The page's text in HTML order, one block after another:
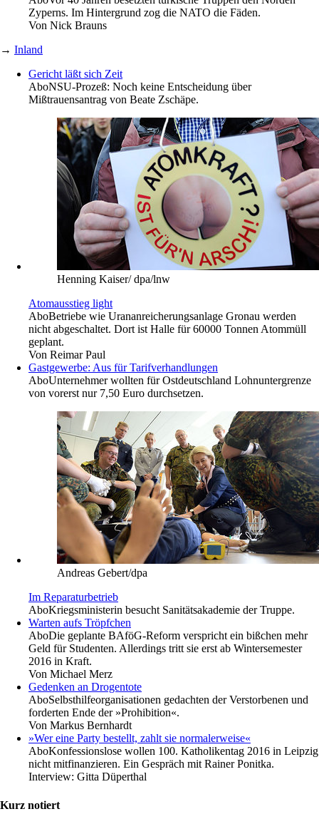
Zyperns. Im Hintergrund zog die NATO die Fäden.
Von Nick Brauns
→ Inland
Gericht läßt sich Zeit
AboNSU-Prozeß: Noch keine Entscheidung über
Mißtrauensantrag von Beate Zschäpe.
Henning Kaiser/ dpa/lnw
Atomausstieg light
AboBetriebe wie Urananreicherungsanlage Gronau werden
nicht abgeschaltet. Dort ist Halle für 60000 Tonnen Atommüll
geplant.
Von Reimar Paul
Gastgewerbe: Aus für Tarifverhandlungen
AboUnternehmer wollten für Ostdeutschland Lohnuntergrenze
von vorerst nur 7,50 Euro durchsetzen.
Andreas Gebert/dpa
Im Reparaturbetrieb
AboKriegsministerin besucht Sanitätsakademie der Truppe.
Warten aufs Tröpfchen
AboDie geplante BAföG-Reform verspricht ein bißchen mehr
Geld für Studenten. Allerdings tritt sie erst ab Wintersemester
2016 in Kraft.
Von Michael Merz
Gedenken an Drogentote
AboSelbsthilfeorganisationen gedachten der Verstorbenen und
forderten Ende der »Prohibition«.
Von Markus Bernhardt
»Wer eine Party bestellt, zahlt sie normalerweise«
AboKonfessionslose wollen 100. Katholikentag 2016 in Leipzig
nicht mitfinanzieren. Ein Gespräch mit Rainer Ponitka.
Interview: Gitta Düperthal
Kurz notiert